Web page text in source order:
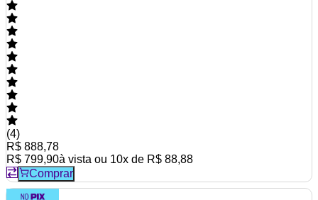
(4)
R$ 888,78
R$ 799,90à vista ou 10x de R$ 88,88
Comprar